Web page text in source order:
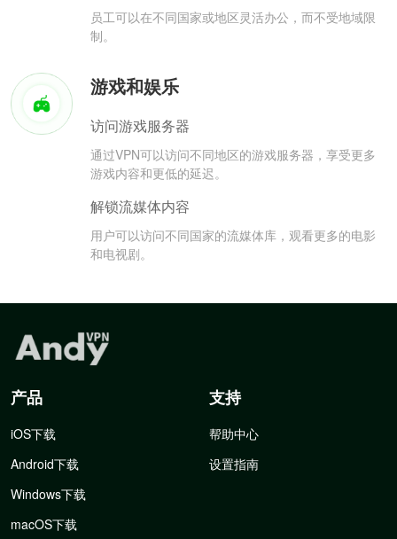
员工可以在不同国家或地区灵活办公，而不受地域限
制。
游戏和娱乐
访问游戏服务器
通过VPN可以访问不同地区的游戏服务器，享受更多
游戏内容和更低的延迟。
解锁流媒体内容
用户可以访问不同国家的流媒体库，观看更多的电影
和电视剧。
产品
iOS下载
Android下载
Windows下载
macOS下载
支持
帮助中心
设置指南